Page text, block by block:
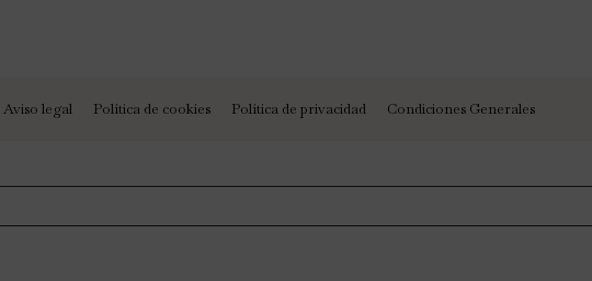
Aviso legal Política de cookies Política de privacidad Condiciones Generales